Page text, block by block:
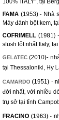
FAMA (1953) - Nhà
Máy đánh bột kem,
COFRIMELL (1981)
slush tốt nhất Italy, tại
GELATEC (2010)-
tại Thessaloniki, Hy
CAMARDO (1951) -
đời nhất, với nhiều
trụ sở tại tỉnh
FRACINO (1963) -